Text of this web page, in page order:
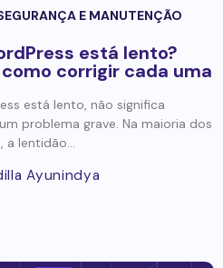
E MANUTENÇÃO
está lento?
corrigir cada uma
está lento, não significa
problema grave. Na maioria dos
a lentidão...
Ayunindya